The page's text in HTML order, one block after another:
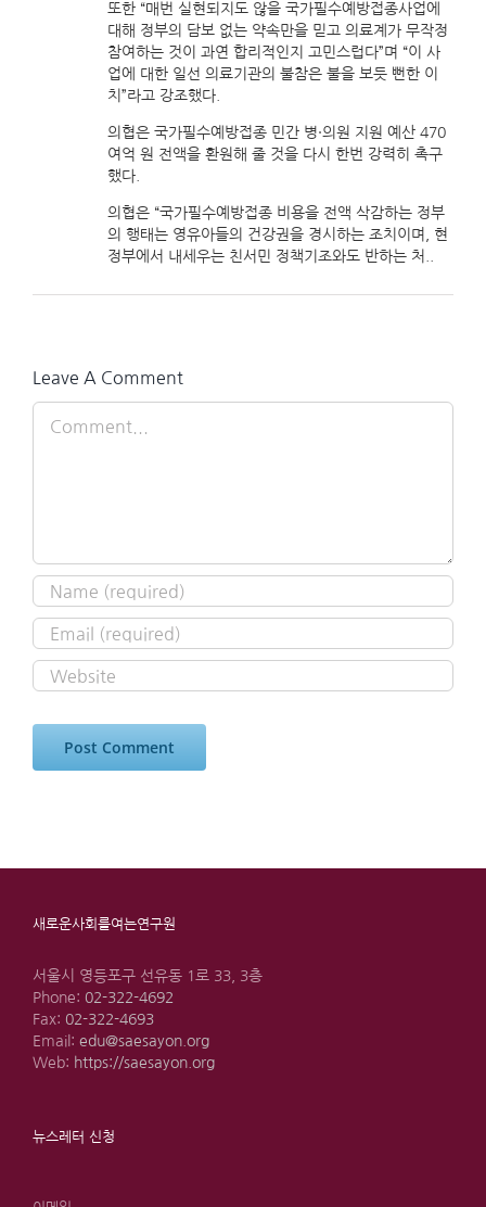
또한 “매번 실현되지도 않을 국가필수예방접종사업에
대해 정부의 담보 없는 약속만을 믿고 의료계가 무작정
참여하는 것이 과연 합리적인지 고민스럽다”며 “이 사
업에 대한 일선 의료기관의 불참은 불을 보듯 뻔한 이
치”라고 강조했다.
의협은 국가필수예방접종 민간 병·의원 지원 예산 470
여억 원 전액을 환원해 줄 것을 다시 한번 강력히 촉구
했다.
의협은 “국가필수예방접종 비용을 전액 삭감하는 정부
의 행태는 영유아들의 건강권을 경시하는 조치이며, 현
정부에서 내세우는 친서민 정책기조와도 반하는 처..
Leave A Comment
새로운사회를여는연구원
서울시 영등포구 선유동 1로 33, 3층
Phone: 02-322-4692
Fax: 02-322-4693
Email: edu@saesayon.org
Web: https://saesayon.org
뉴스레터 신청